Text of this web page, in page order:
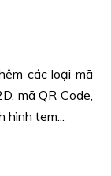
các loại mã
mã QR Code,
hình tem...